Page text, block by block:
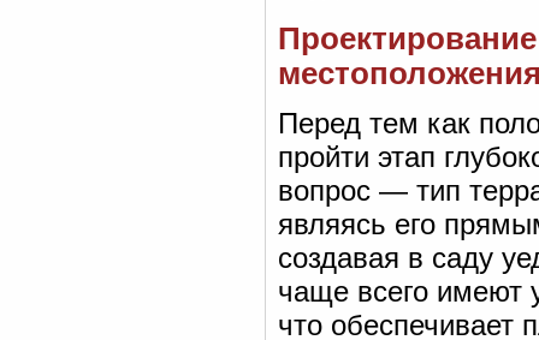
Перед тем как
пройти этап
вопрос — тип
являясь его
создавая в саду
чаще всего имеют
что обеспечивает